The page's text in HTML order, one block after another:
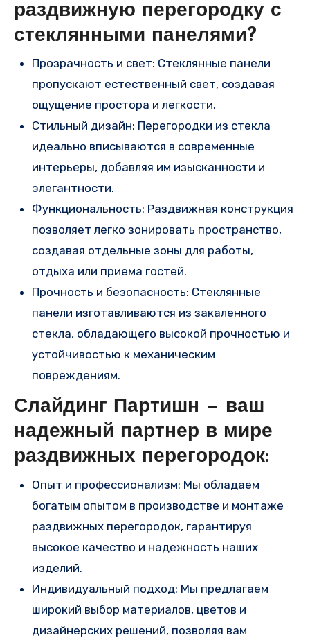
раздвижную перегородку с
стеклянными панелями?
Прозрачность и свет: Стеклянные панели
пропускают естественный свет, создавая
ощущение простора и легкости.
Стильный дизайн: Перегородки из стекла
идеально вписываются в современные
интерьеры, добавляя им изысканности и
элегантности.
Функциональность: Раздвижная конструкция
позволяет легко зонировать пространство,
создавая отдельные зоны для работы,
отдыха или приема гостей.
Прочность и безопасность: Стеклянные
панели изготавливаются из закаленного
стекла, обладающего высокой прочностью и
устойчивостью к механическим
повреждениям.
Слайдинг Партишн — ваш
надежный партнер в мире
раздвижных перегородок:
Опыт и профессионализм: Мы обладаем
богатым опытом в производстве и монтаже
раздвижных перегородок, гарантируя
высокое качество и надежность наших
изделий.
Индивидуальный подход: Мы предлагаем
широкий выбор материалов, цветов и
дизайнерских решений, позволяя вам